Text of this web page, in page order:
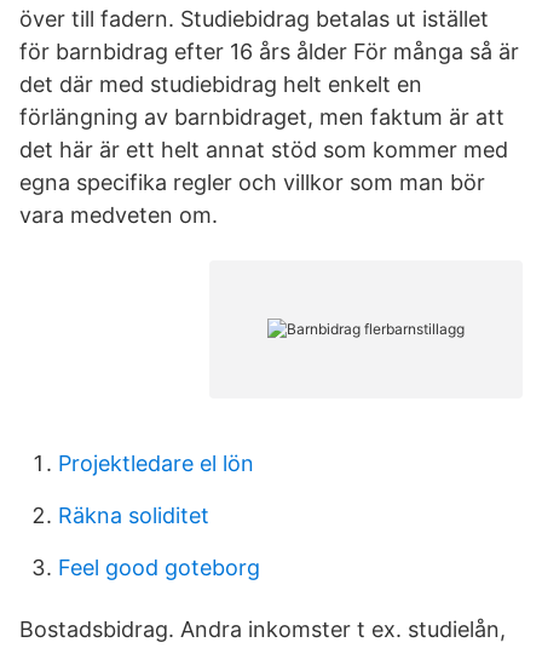
över till fadern. Studiebidrag betalas ut istället
för barnbidrag efter 16 års ålder För många så är
det där med studiebidrag helt enkelt en
förlängning av barnbidraget, men faktum är att
det här är ett helt annat stöd som kommer med
egna specifika regler och villkor som man bör
vara medveten om.
Projektledare el lön
Räkna soliditet
Feel good goteborg
Bostadsbidrag. Andra inkomster t ex. studielån,